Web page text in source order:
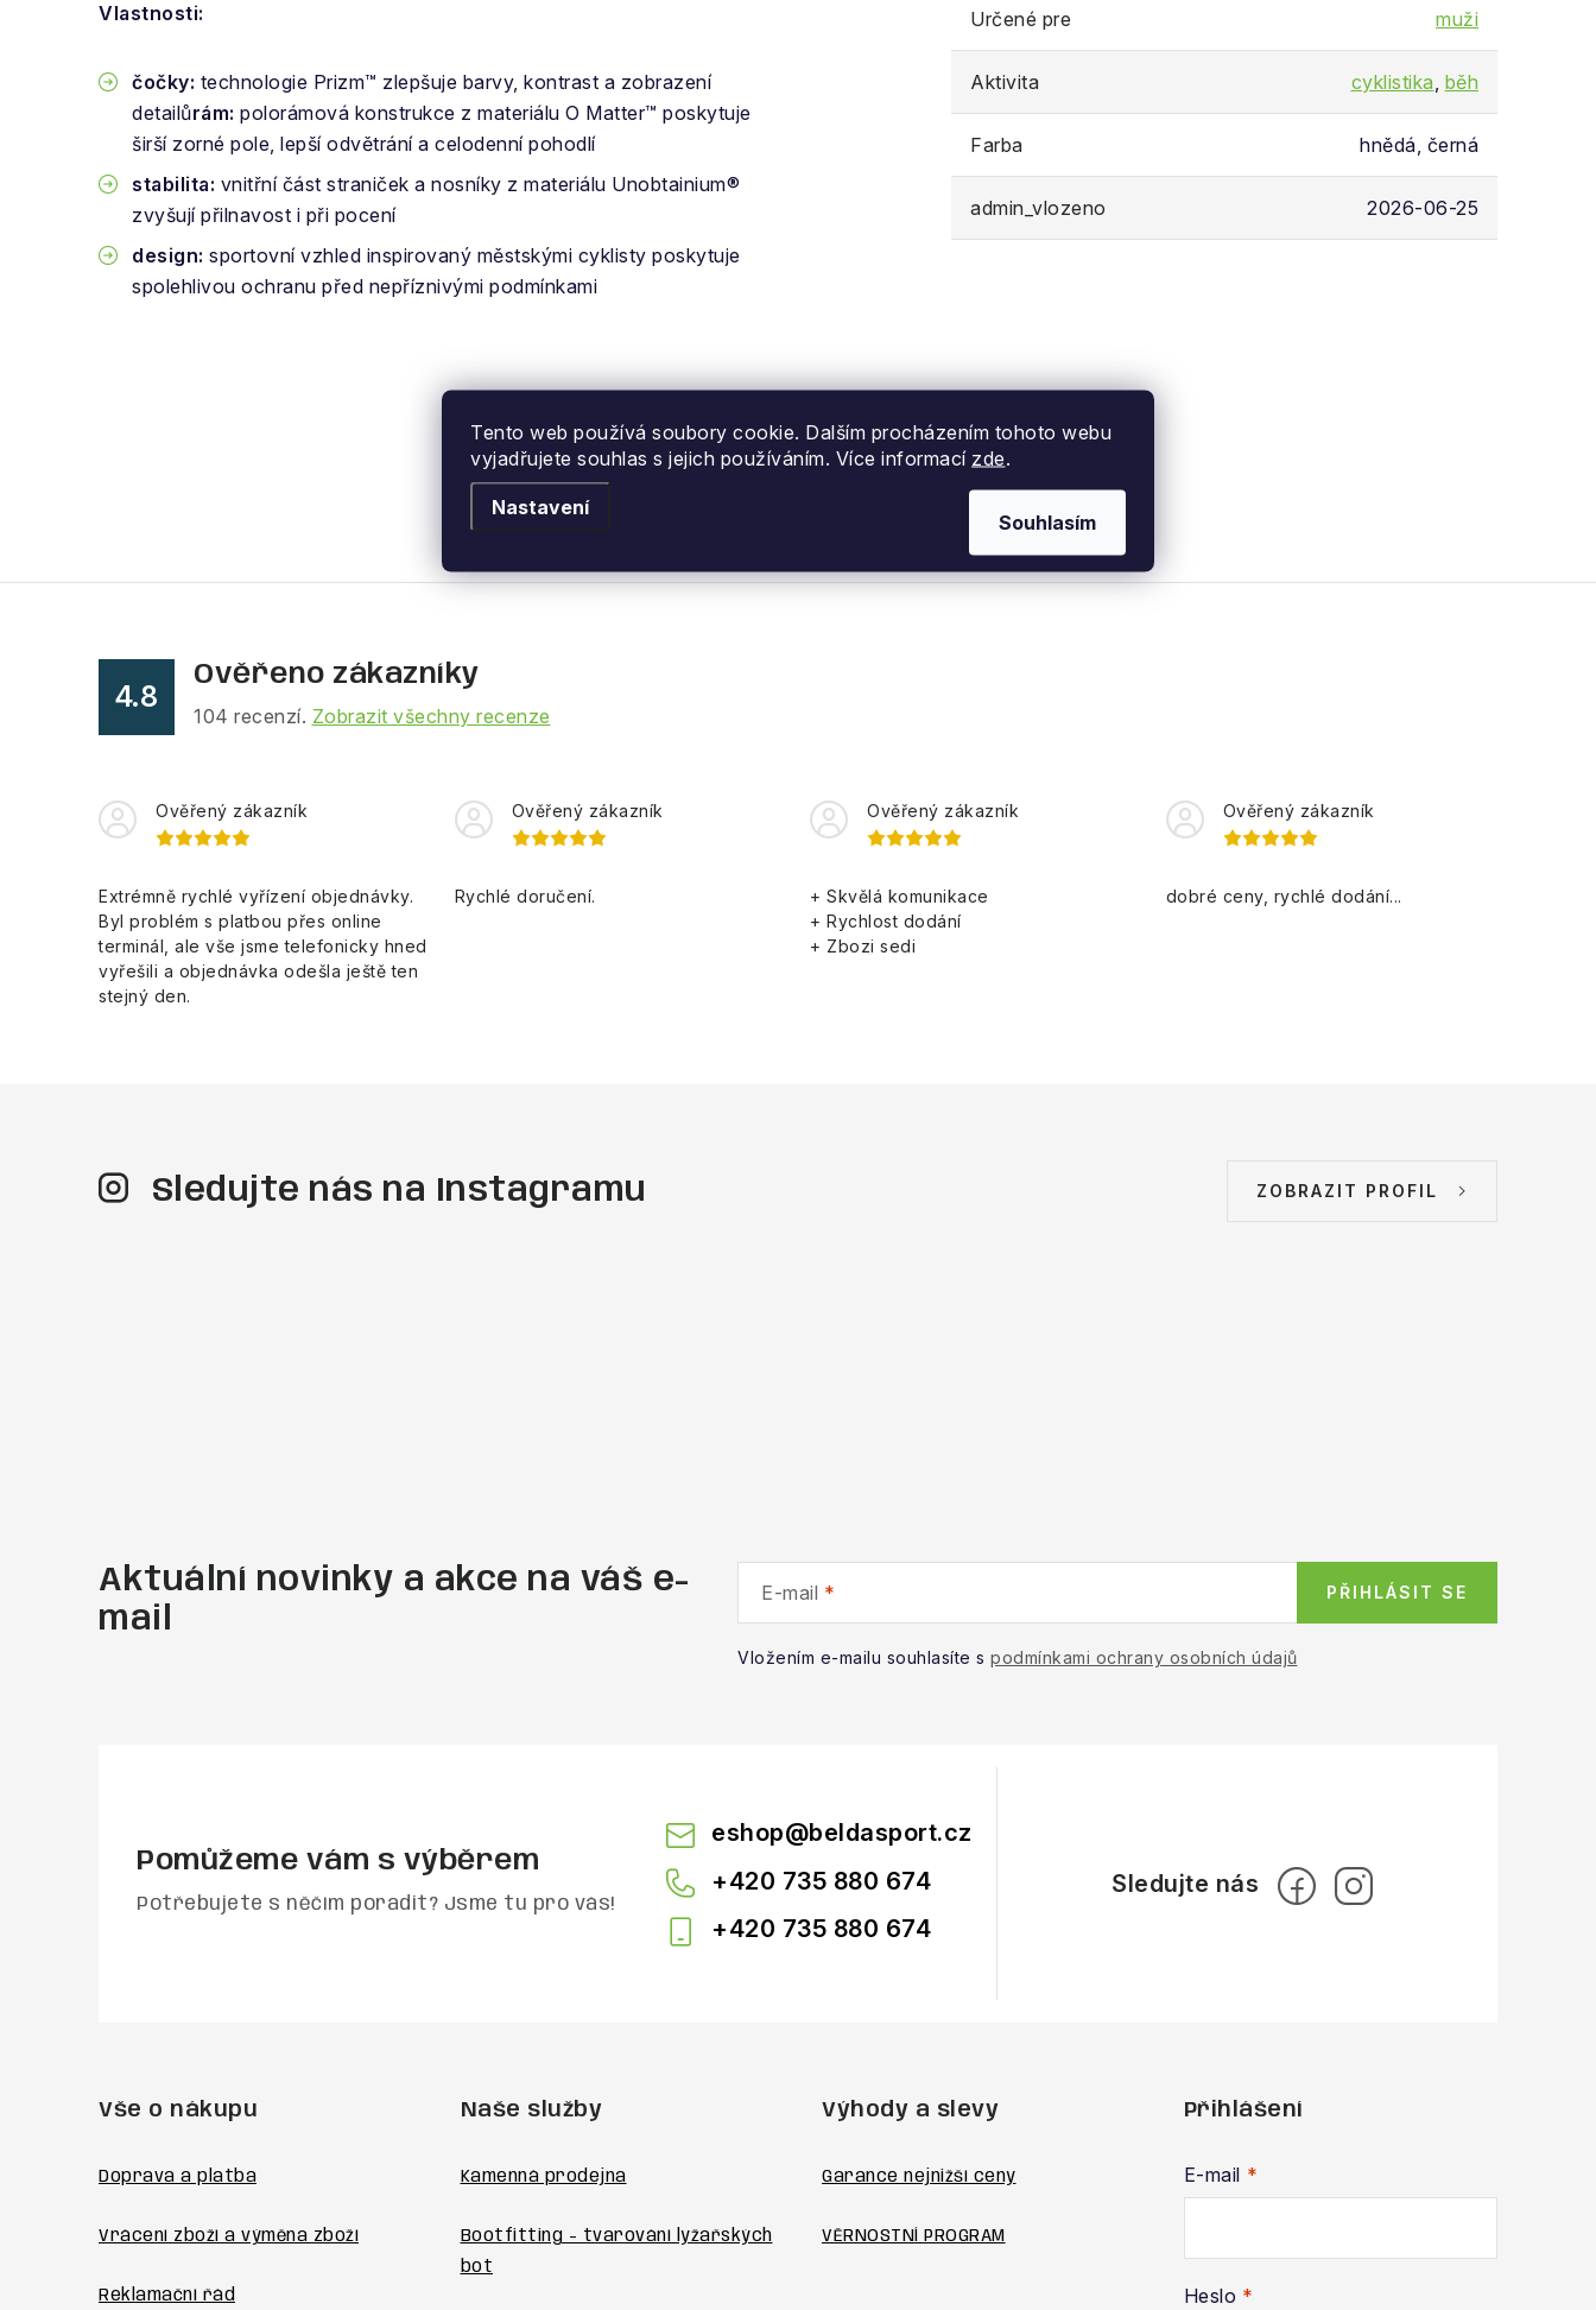
Tento web používá soubory cookie. Dalším procházením tohoto webu
vyjadřujete souhlas s jejich používáním. Více informací zde.
Nastavení
Souhlasím
Vlastnosti:
čočky: technologie Prizm™ zlepšuje barvy, kontrast a zobrazení
detailůrám: polorámová konstrukce z materiálu O Matter™ poskytuje
širší zorné pole, lepší odvětrání a celodenní pohodlí
stabilita: vnitřní část straniček a nosníky z materiálu Unobtainium®
zvyšují přilnavost i při pocení
design: sportovní vzhled inspirovaný městskými cyklisty poskytuje
spolehlivou ochranu před nepříznivými podmínkami
Určené pre muži
Aktivita cyklistika, běh
Farba hnědá, černá
admin_vlozeno 2026-06-25
4.8
Ověřeno zákazníky
104 recenzí. Zobrazit všechny recenze
Ověřený zákazník
Extrémně rychlé vyřízení objednávky.
Byl problém s platbou přes online
terminál, ale vše jsme telefonicky hned
vyřešili a objednávka odešla ještě ten
stejný den.
Ověřený zákazník
Rychlé doručení.
Ověřený zákazník
+ Skvělá komunikace
+ Rychlost dodání
+ Zbozi sedi
Ověřený zákazník
dobré ceny, rychlé dodání...
Sledujte nás na Instagramu ZOBRAZIT PROFIL
Aktuální novinky a akce na váš e-
mail
E-mail
Vložením e-mailu souhlasíte s podmínkami ochrany osobních údajů
PŘIHLÁSIT SE
Pomůžeme vám s výběrem
Potřebujete s něčím poradit? Jsme tu pro vás!
eshop@beldasport.cz
+420 735 880 674
+420 735 880 674
Vše o nákupu
Doprava a platba
Vrácení zboží a výměna zboží
Reklamační řád
Naše služby
Kamenná prodejna
Bootfitting - tvarování lyžařských
bot
Výhody a slevy
Garance nejnižší ceny
VĚRNOSTNÍ PROGRAM
Přihlášení
E-mail
Heslo